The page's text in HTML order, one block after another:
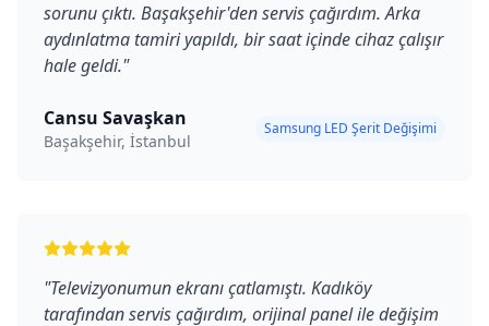
sorunu çıktı. Başakşehir'den servis çağırdım. Arka
aydınlatma tamiri yapıldı, bir saat içinde cihaz çalışır
hale geldi."
Cansu Savaşkan
Başakşehir, İstanbul
Samsung LED Şerit Değişimi
"Televizyonumun ekranı çatlamıştı. Kadıköy
tarafından servis çağırdım, orijinal panel ile değişim